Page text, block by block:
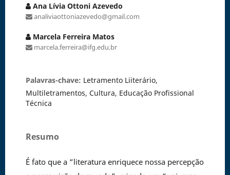
Ana Lívia Ottoni Azevedo
analiviaottoniazevedo@gmail.com
Marcela Ferreira Matos
marcela.ferreira@ifg.edu.br
Palavras-chave: Letramento Liiterário,
Multiletramentos, Cultura, Educação Profissional
Técnica
Resumo
É fato que a “literatura enriquece nossa percepção